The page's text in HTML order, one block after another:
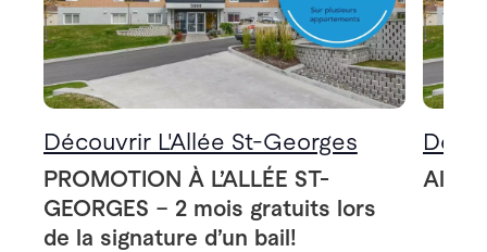
Découvrir L'Allée St-Georges
PROMOTION À L’ALLÉE ST-
GEORGES – 2 mois gratuits lors
de la signature d’un bail!
Allée